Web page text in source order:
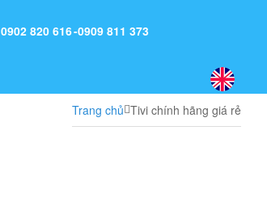
0902 820 616 0909 811 373
Trang chủ Tivi chính hãng giá rẻ